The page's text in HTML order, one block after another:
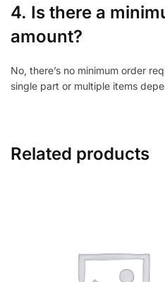
4. Is there a
amount?
No, there’s no minimum order
single part or multiple items
Related products